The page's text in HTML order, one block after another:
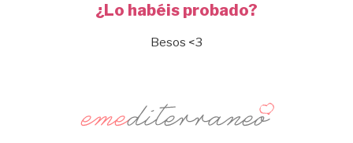
¿Lo habéis probado?
Besos <3